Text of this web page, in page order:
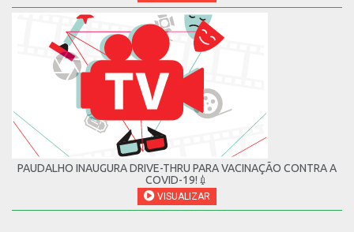
PAUDALHO INAUGURA DRIVE-THRU PARA VACINAÇÃO CONTRA A
COVID-19!💉
VISUALIZAR